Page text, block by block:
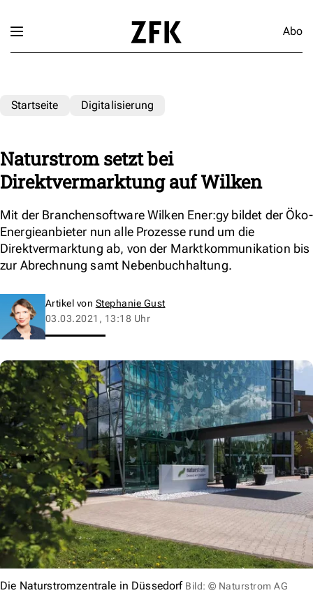
Abo
Startseite Digitalisierung
Naturstrom setzt bei
Direktvermarktung auf Wilken
Mit der Branchensoftware Wilken Ener:gy bildet der Öko-
Energieanbieter nun alle Prozesse rund um die
Direktvermarktung ab, von der Marktkommunikation bis
zur Abrechnung samt Nebenbuchhaltung.
Artikel von Stephanie Gust
03.03.2021, 13:18 Uhr
Die Naturstromzentrale in Düssedorf Bild: © Naturstrom AG